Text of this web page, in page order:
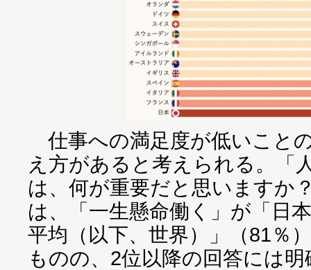
仕事への満足度が低いこと
え方があると考えられる。「
は、何が重要だと思いますか
は、「一生懸命働く」が「日
平均（以下、世界）」（81％
ものの、2位以降の回答には